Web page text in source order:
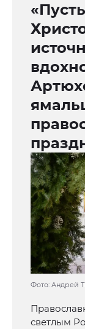
Фото: Андрей
светлым